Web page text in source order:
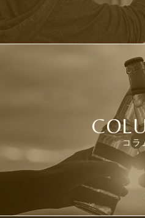
コラ